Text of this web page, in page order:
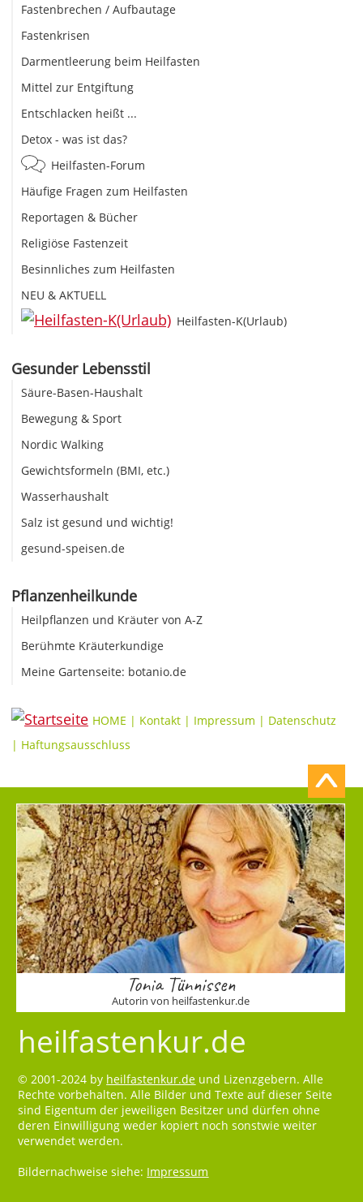
Fastenbrechen / Aufbautage
Fastenkrisen
Darmentleerung beim Heilfasten
Mittel zur Entgiftung
Entschlacken heißt ...
Detox - was ist das?
Heilfasten-Forum
Häufige Fragen zum Heilfasten
Reportagen & Bücher
Religiöse Fastenzeit
Besinnliches zum Heilfasten
NEU & AKTUELL
Heilfasten-K(Urlaub)
Gesunder Lebensstil
Säure-Basen-Haushalt
Bewegung & Sport
Nordic Walking
Gewichtsformeln (BMI, etc.)
Wasserhaushalt
Salz ist gesund und wichtig!
gesund-speisen.de
Pflanzenheilkunde
Heilpflanzen und Kräuter von A-Z
Berühmte Kräuterkundige
Meine Gartenseite: botanio.de
HOME | Kontakt | Impressum | Datenschutz
| Haftungsausschluss
Tonia Tünnissen
Autorin von heilfastenkur.de
heilfastenkur.de
© 2001-2024 by heilfastenkur.de und Lizenzgebern. Alle
Rechte vorbehalten. Alle Bilder und Texte auf dieser Seite
sind Eigentum der jeweiligen Besitzer und dürfen ohne
deren Einwilligung weder kopiert noch sonstwie weiter
verwendet werden.
Bildernachweise siehe: Impressum